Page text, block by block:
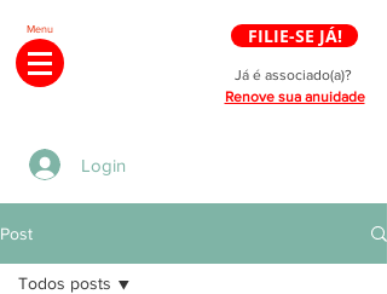
Menu FILIE-SE JÁ!
Já é associado(a)?
Renove sua anuidade
Login
Post
Todos posts